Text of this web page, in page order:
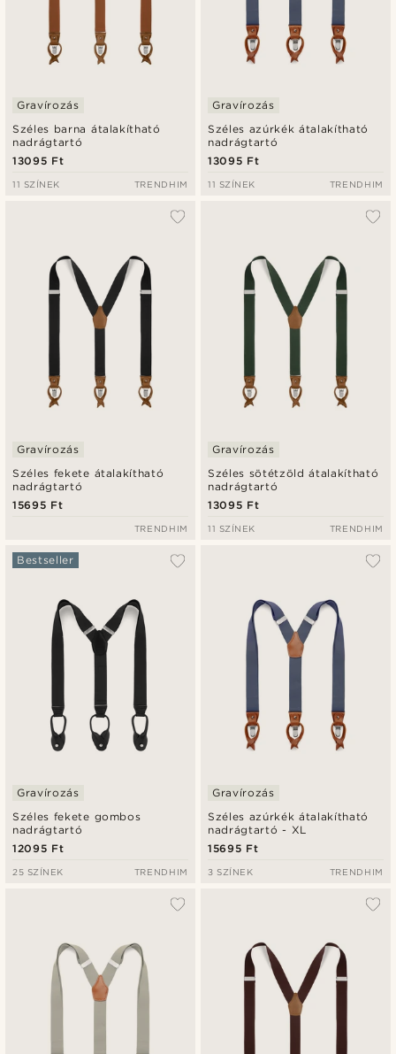
Széles barna átalakítható
nadrágtartó
Gravírozás
13095 Ft
11 SZÍNEK TRENDHIM
Széles azúrkék átalakítható
nadrágtartó
Gravírozás
13095 Ft
11 SZÍNEK TRENDHIM
Széles fekete átalakítható
nadrágtartó
Gravírozás
15695 Ft
TRENDHIM
Széles sötétzöld átalakítható
nadrágtartó
Gravírozás
13095 Ft
11 SZÍNEK TRENDHIM
Széles fekete gombos
nadrágtartó
Bestseller
Gravírozás
12095 Ft
25 SZÍNEK TRENDHIM
Széles azúrkék átalakítható
nadrágtartó - XL
Gravírozás
15695 Ft
3 SZÍNEK TRENDHIM